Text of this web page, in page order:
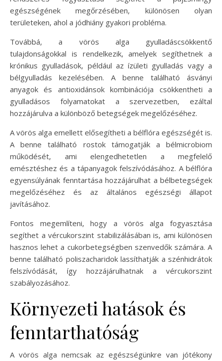
egészségének megőrzésében, különösen olyan
területeken, ahol a jódhiány gyakori probléma.
Továbbá, a vörös alga gyulladáscsökkentő
tulajdonságokkal is rendelkezik, amelyek segíthetnek a
krónikus gyulladások, például az ízületi gyulladás vagy a
bélgyulladás kezelésében. A benne található ásványi
anyagok és antioxidánsok kombinációja csökkentheti a
gyulladásos folyamatokat a szervezetben, ezáltal
hozzájárulva a különböző betegségek megelőzéséhez.
A vörös alga emellett elősegítheti a bélflóra egészségét is.
A benne található rostok támogatják a bélmicrobiom
működését, ami elengedhetetlen a megfelelő
emésztéshez és a tápanyagok felszívódásához. A bélflóra
egyensúlyának fenntartása hozzájárulhat a bélbetegségek
megelőzéséhez és az általános egészségi állapot
javításához.
Fontos megemlíteni, hogy a vörös alga fogyasztása
segíthet a vércukorszint stabilizálásában is, ami különösen
hasznos lehet a cukorbetegségben szenvedők számára. A
benne található poliszacharidok lassíthatják a szénhidrátok
felszívódását, így hozzájárulhatnak a vércukorszint
szabályozásához.
Környezeti hatások és
fenntarthatóság
A vörös alga nemcsak az egészségünkre van jótékony